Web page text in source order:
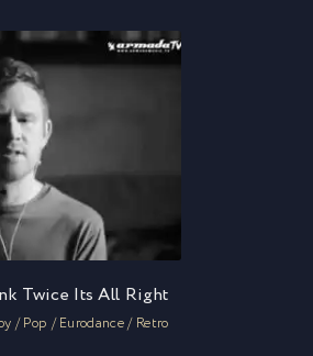
Twice Its All Right
/ Pop / Eurodance / Retro